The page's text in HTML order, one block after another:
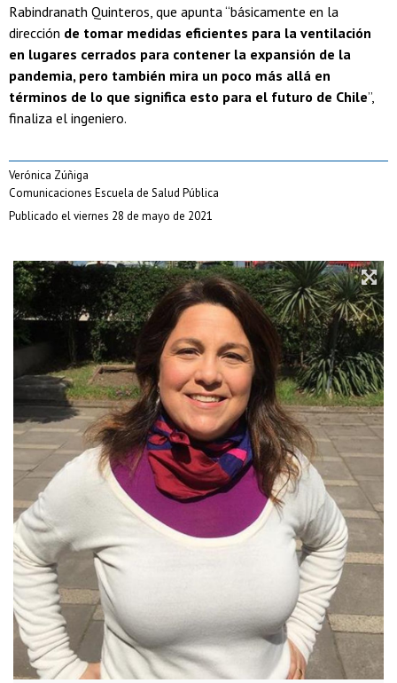
Rabindranath Quinteros, que apunta “básicamente en la
dirección de tomar medidas eficientes para la ventilación
en lugares cerrados para contener la expansión de la
pandemia, pero también mira un poco más allá en
términos de lo que significa esto para el futuro de Chile”,
finaliza el ingeniero.
Verónica Zúñiga
Comunicaciones Escuela de Salud Pública
Publicado el viernes 28 de mayo de 2021